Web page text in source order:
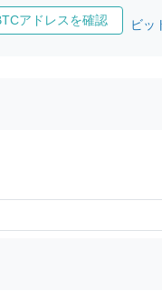
アドレスを確認 ビッ